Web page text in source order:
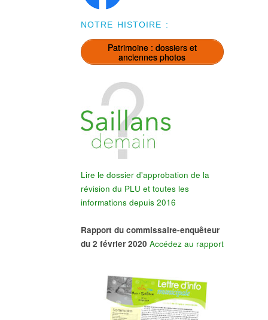
NOTRE HISTOIRE :
Patrimoine : dossiers et
anciennes photos
Lire le dossier d'approbation de la
révision du PLU et toutes les
informations depuis 2016
Rapport du commissaire-enquêteur
du 2 février 2020 Accédez au rapport